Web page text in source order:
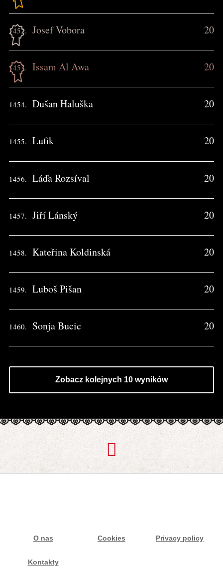
1452. Josef Vobora 20
1453. Issam Al Awa 20
1454. Dušan Haluška 20
1455. Lufik 20
1456. Láďa Rozsíval 20
1457. Jiří Lánský 20
1458. Kateřina Koldinská 20
1459. Luboš Pišan 20
1460. Sonja Bucic 20
Zobacz kolejnych 10 wyników
O nas Cookies Privacy policy
Kontakty